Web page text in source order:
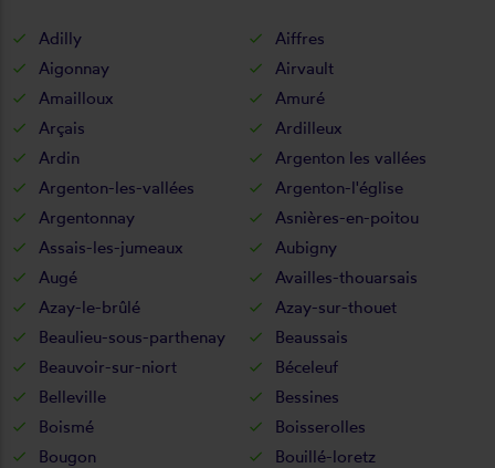
Adilly
Aiffres
Aigonnay
Airvault
Amailloux
Amuré
Arçais
Ardilleux
Ardin
Argenton les vallées
Argenton-les-vallées
Argenton-l'église
Argentonnay
Asnières-en-poitou
Assais-les-jumeaux
Aubigny
Augé
Availles-thouarsais
Azay-le-brûlé
Azay-sur-thouet
Beaulieu-sous-parthenay
Beaussais
Beauvoir-sur-niort
Béceleuf
Belleville
Bessines
Boismé
Boisserolles
Bougon
Bouillé-loretz